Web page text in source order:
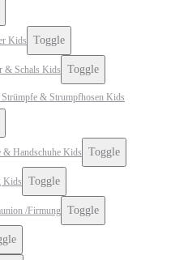
Kids Toggle
& Schals Kids Toggle
& Strumpfhosen Kids
& Handschuhe Kids Toggle
Kids Toggle
/Firmung Toggle